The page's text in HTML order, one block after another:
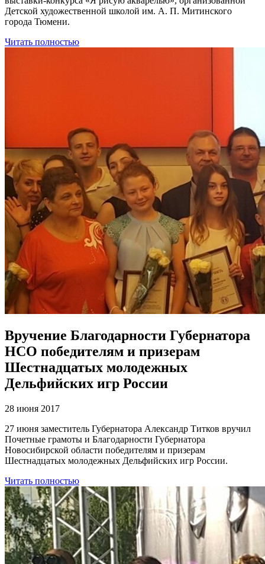
Детской художественной школой им. А. П. Митинского
города Тюмени.
Читать полностью
Вручение Благодарности Губернатора
НСО победителям и призерам
Шестнадцатых молодежных
Дельфийских игр России
28 июня 2017
27 июня заместитель Губернатора Александр Титков вручил
Почетные грамоты и Благодарности Губернатора
Новосибирской области победителям и призерам
Шестнадцатых молодежных Дельфийских игр России.
Читать полностью